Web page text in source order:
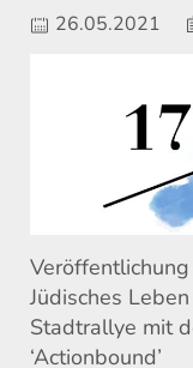
26.05.2021
Jüdisches Leben
Stadtrallye mit
‘Actionbound’